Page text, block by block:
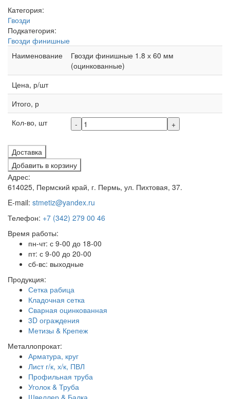
Категория:
Гвозди
Подкатегория:
Гвозди финишные
Наименование
Гвозди финишные 1.8 х 60 мм
(оцинкованные)
Цена, р/шт
Итого, р
Кол-во, шт
- +
Доставка
Добавить в корзину
Адрес:
614025, Пермский край, г. Пермь, ул. Пихтовая, 37.
E-mail: stmetiz@yandex.ru
Телефон: +7 (342) 279 00 46
Время работы:
пн-чт: с 9-00 до 18-00
пт: с 9-00 до 20-00
сб-вс: выходные
Продукция:
Сетка рабица
Кладочная сетка
Сварная оцинкованная
3D ограждения
Метизы & Крепеж
Металлопрокат:
Арматура, круг
Лист г/к, х/к, ПВЛ
Профильная труба
Уголок & Труба
Швеллер & Балка